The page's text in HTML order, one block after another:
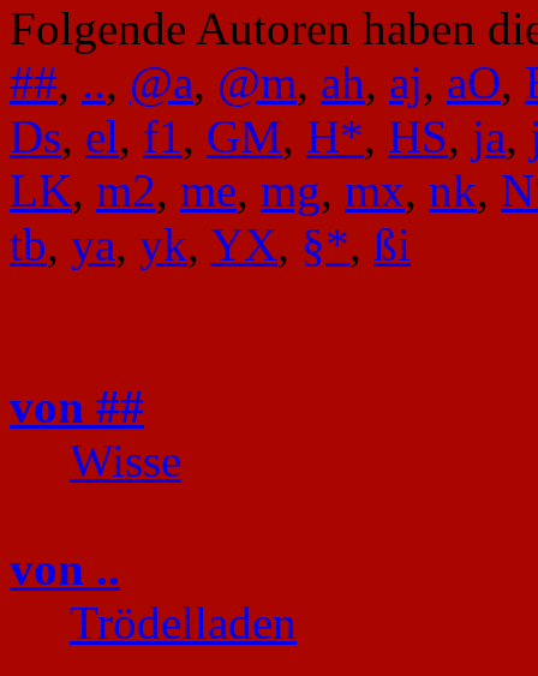
Folgende Autoren haben
##, .., @a, @m, ah, aj, aO,
Ds, el, f1, GM, H*, HS, ja,
LK, m2, me, mg, mx, nk,
tb, ya, yk, YX, §*, ßi
von ##
Wisse
von ..
Trödelladen